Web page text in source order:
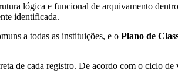
lógica e funcional de arquivamento
identificada.
a todas as instituições, e o Plano de
de cada registro. De acordo com o ciclo